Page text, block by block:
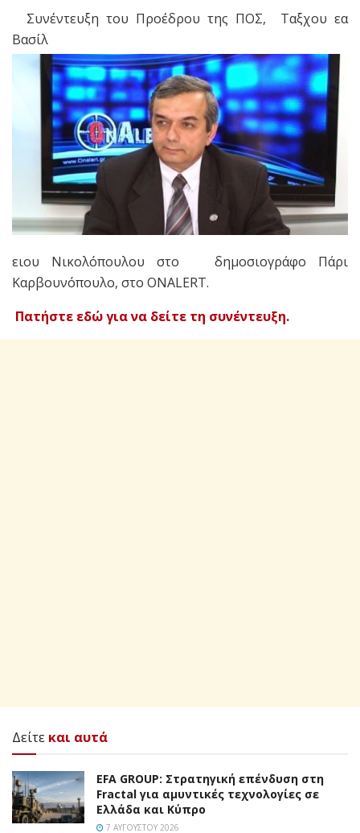
Συνέντευξη του Προέδρου της ΠΟΣ, Ταξχου εα
Βασίλ
ειου Νικολόπουλου στο δημοσιογράφο Πάρι
Καρβουνόπουλο, στο ONALERT.
Πατήστε εδώ για να δείτε τη συνέντευξη.
Δείτε και αυτά
EFA GROUP: Στρατηγική επένδυση στη
Fractal για αμυντικές τεχνολογίες σε
Ελλάδα και Κύπρο
7 ΑΥΓΟΎΣΤΟΥ 2026